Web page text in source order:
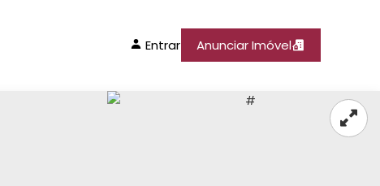
Entrar Anunciar Imóvel